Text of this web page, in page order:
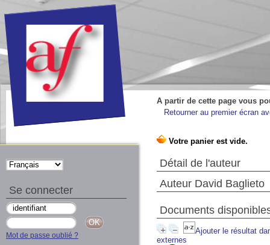
A partir de cette page vous
Retourner au premier écran
Détail de l'auteur
Auteur David Baglieto
Documents
Ajouter le résultat
externes
Se connecter
Mot de passe oublié ?